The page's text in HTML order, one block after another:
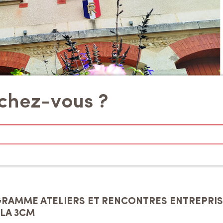
vous ?
ATELIERS ET RENCONTRES
3CM